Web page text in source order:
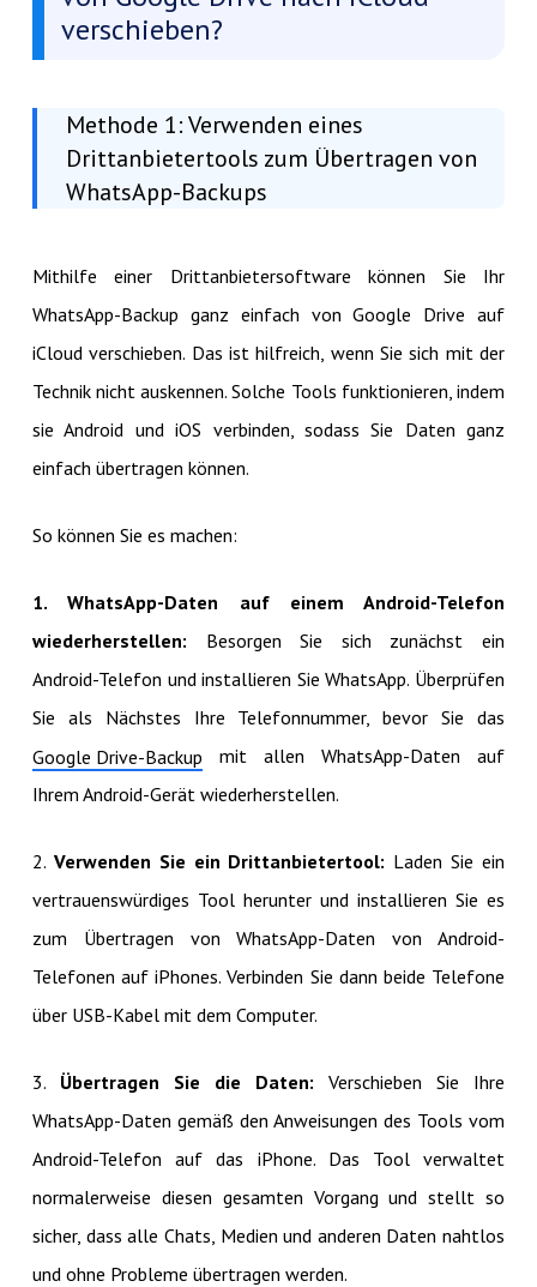
verschieben?
Methode 1: Verwenden eines
Drittanbietertools zum Übertragen von
WhatsApp-Backups
Mithilfe einer Drittanbietersoftware können Sie Ihr
WhatsApp-Backup ganz einfach von Google Drive auf
iCloud verschieben. Das ist hilfreich, wenn Sie sich mit der
Technik nicht auskennen. Solche Tools funktionieren, indem
sie Android und iOS verbinden, sodass Sie Daten ganz
einfach übertragen können.
So können Sie es machen:
1. WhatsApp-Daten auf einem Android-Telefon
wiederherstellen: Besorgen Sie sich zunächst ein
Android-Telefon und installieren Sie WhatsApp. Überprüfen
Sie als Nächstes Ihre Telefonnummer, bevor Sie das
Google Drive-Backup mit allen WhatsApp-Daten auf
Ihrem Android-Gerät wiederherstellen.
2. Verwenden Sie ein Drittanbietertool: Laden Sie ein
vertrauenswürdiges Tool herunter und installieren Sie es
zum Übertragen von WhatsApp-Daten von Android-
Telefonen auf iPhones. Verbinden Sie dann beide Telefone
über USB-Kabel mit dem Computer.
3. Übertragen Sie die Daten:Verschieben Sie Ihre
WhatsApp-Daten gemäß den Anweisungen des Tools vom
Android-Telefon auf das iPhone. Das Tool verwaltet
normalerweise diesen gesamten Vorgang und stellt so
sicher, dass alle Chats, Medien und anderen Daten nahtlos
und ohne Probleme übertragen werden.